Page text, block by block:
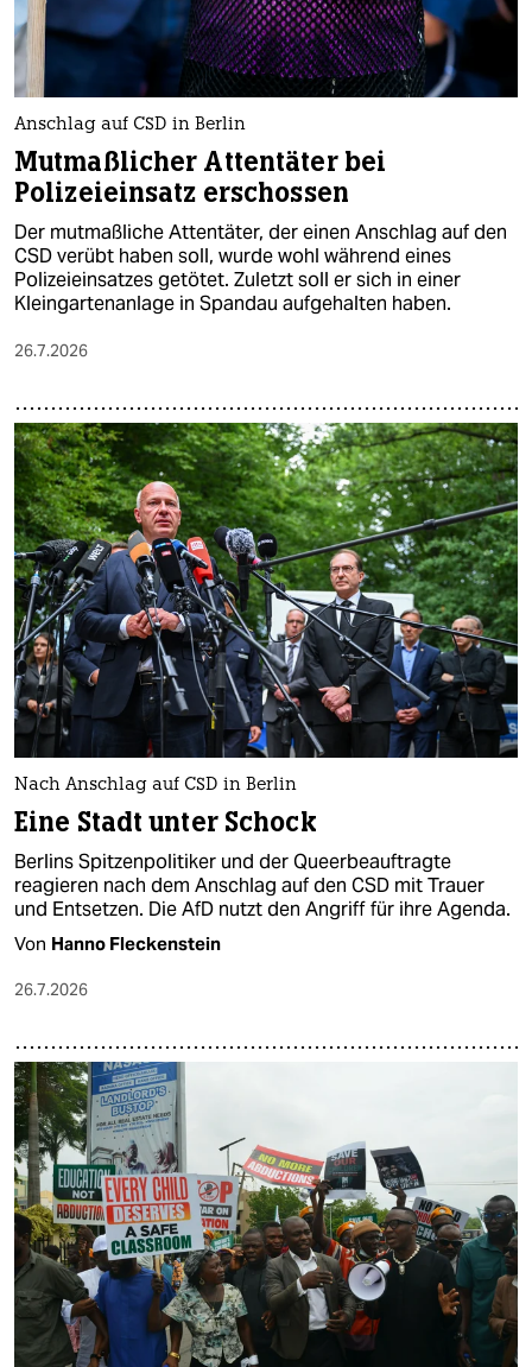
Anschlag auf CSD in Berlin
Mutmaßlicher Attentäter bei
Polizeieinsatz erschossen
Der mutmaßliche Attentäter, der einen Anschlag auf den
CSD verübt haben soll, wurde wohl während eines
Polizeieinsatzes getötet. Zuletzt soll er sich in einer
Kleingartenanlage in Spandau aufgehalten haben.
26.7.2026
Nach Anschlag auf CSD in Berlin
Eine Stadt unter Schock
Berlins Spitzenpolitiker und der Queerbeauftragte
reagieren nach dem Anschlag auf den CSD mit Trauer
und Entsetzen. Die AfD nutzt den Angriff für ihre Agenda.
Von Hanno Fleckenstein
26.7.2026